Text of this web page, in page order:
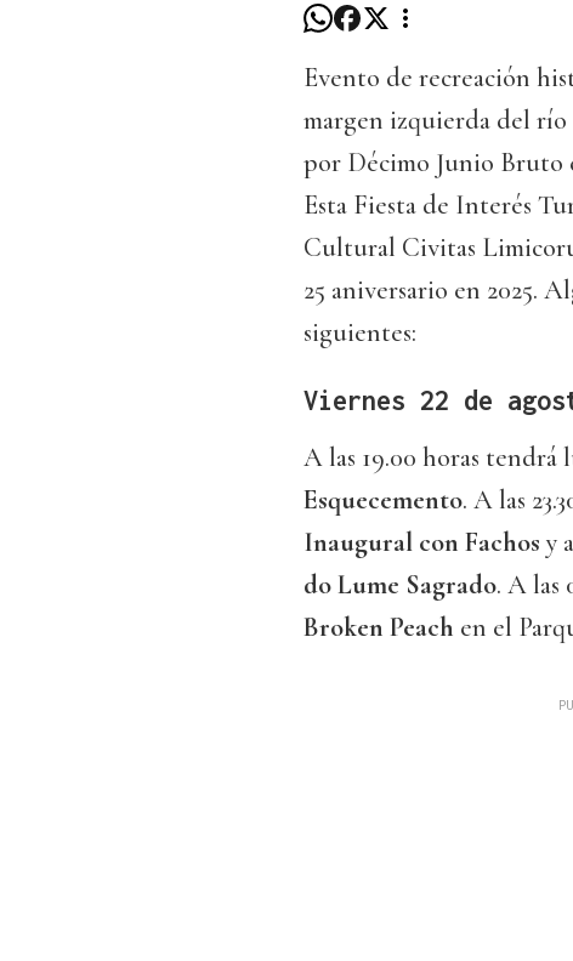
Evento de recreación
margen izquierda del río
por Décimo Junio Bruto
Esta Fiesta de Interés
Cultural Civitas
25 aniversario en 2025.
siguientes:
Viernes 22 de
A las 19.00 horas tendrá
Esquecemento. A las
Inaugural con Fachos y
do Lume Sagrado. A las
Broken Peach en el